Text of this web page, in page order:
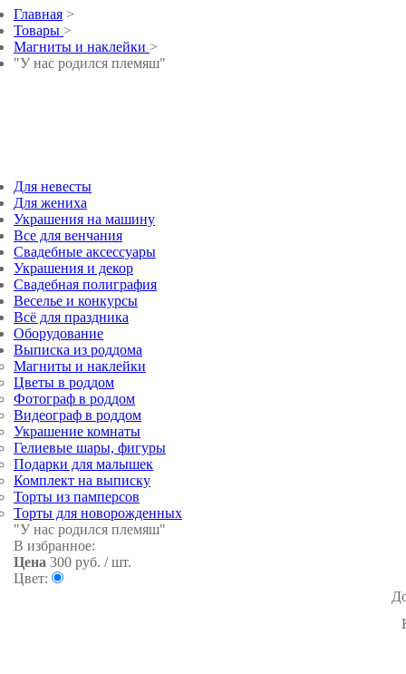
Главная >
Товары >
Магниты и наклейки >
"У нас родился племяш"
Для невесты
Для жениха
Украшения на машину
Все для венчания
Свадебные аксессуары
Украшения и декор
Свадебная полиграфия
Веселье и конкурсы
Всё для праздника
Оборудование
Выписка из роддома
Магниты и наклейки
Цветы в роддом
Фотограф в роддом
Видеограф в роддом
Украшение комнаты
Гелиевые шары, фигуры
Подарки для малышек
Комплект на выписку
Торты из памперсов
Торты для новорожденных
"У нас родился племяш"
В избранное:
Цена 300 руб. / шт.
Цвет: